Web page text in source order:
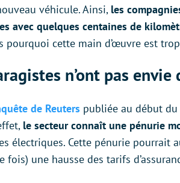
véhicule. Ainsi, les
avec quelques centaines de
pourquoi cette main d’œuvre est
n’ont pas
de Reuters publiée au début
le secteur connaît une pénurie
électriques. Cette pénurie pourrait
fois) une hausse des tarifs